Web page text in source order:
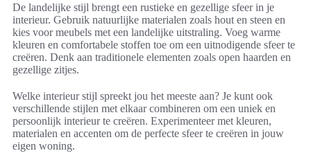
De landelijke stijl brengt een rustieke en gezellige sfeer in je
interieur. Gebruik natuurlijke materialen zoals hout en steen en
kies voor meubels met een landelijke uitstraling. Voeg warme
kleuren en comfortabele stoffen toe om een uitnodigende sfeer te
creëren. Denk aan traditionele elementen zoals open haarden en
gezellige zitjes.
Welke interieur stijl spreekt jou het meeste aan? Je kunt ook
verschillende stijlen met elkaar combineren om een uniek en
persoonlijk interieur te creëren. Experimenteer met kleuren,
materialen en accenten om de perfecte sfeer te creëren in jouw
eigen woning.